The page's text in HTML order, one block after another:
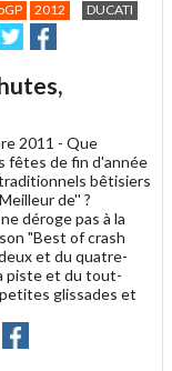
2012
DUCATI
EnvoyerPartager
sur
2011 - Que
fêtes de fin d'année
bêtisiers
de'' ?
déroge pas à la
"Best of crash
et du quatre-
piste et du tout-
glissades et
Partager
sur